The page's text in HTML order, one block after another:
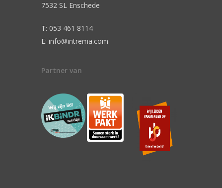
7532 SL Enschede
T: 053 461 8114
E: info@intrema.com
Partner van